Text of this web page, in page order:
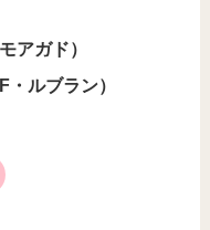
アガド）
ルブラン）